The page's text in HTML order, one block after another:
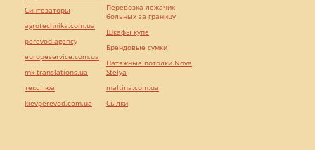
Синтезаторы
agrotechnika.com.ua
perevod.agency
europeservice.com.ua
mk-translations.ua
текст юа
kievperevod.com.ua
Перевозка лежачих
больных за границу
Шкафы купе
Брендовые сумки
Натяжные потолки Nova
Stelya
maltina.com.ua
Cылки